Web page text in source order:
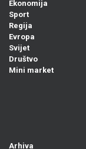
Ekonomija
Sport
Regija
Evropa
Svijet
Društvo
Mini market
Arhiva